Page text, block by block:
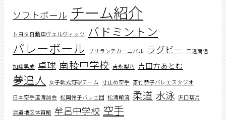
ソフトボール チーム紹介
トヨタ自動車ヴェルヴィッツ バドミントン
バレーボール ブリランテカーニバル ラグビー 三遠南信
加藤晃成 卓球 南稜中学校 吉永梨乃 吉田方あとむ
夢追人 女子軟式野球チーム 寸止め空手 斎竹恭子バレエスタジオ
日本空手道濤誠会 松岡怜子バレエ団 松濤館流 柔道 水泳 沢口璃月
浜道地区体育館 牟呂中学校 空手